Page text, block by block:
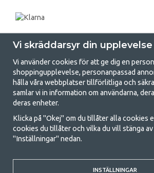
GetCamping.se - Din
och uteliv
Att campa kan antingen vara en livsstil eller ett
för ett gemensamt äventyr. Oavsett vilken
med att campa så därför erbjuder vi riktigt
husvagnstält och all annan utrustning för
Vi skräddarsyr din upplevelse
Vi använder cookies för att ge dig en
shoppingupplevelse, personanpassad
hålla våra webbplatser tillförlitliga och
samlar vi in information om användarna,
deras enheter.
Klicka på "Okej" om du tillåter alla cookies
cookies du tillåter och vilka du vill stänga
"Inställningar" nedan.
INSTÄLLNINGAR